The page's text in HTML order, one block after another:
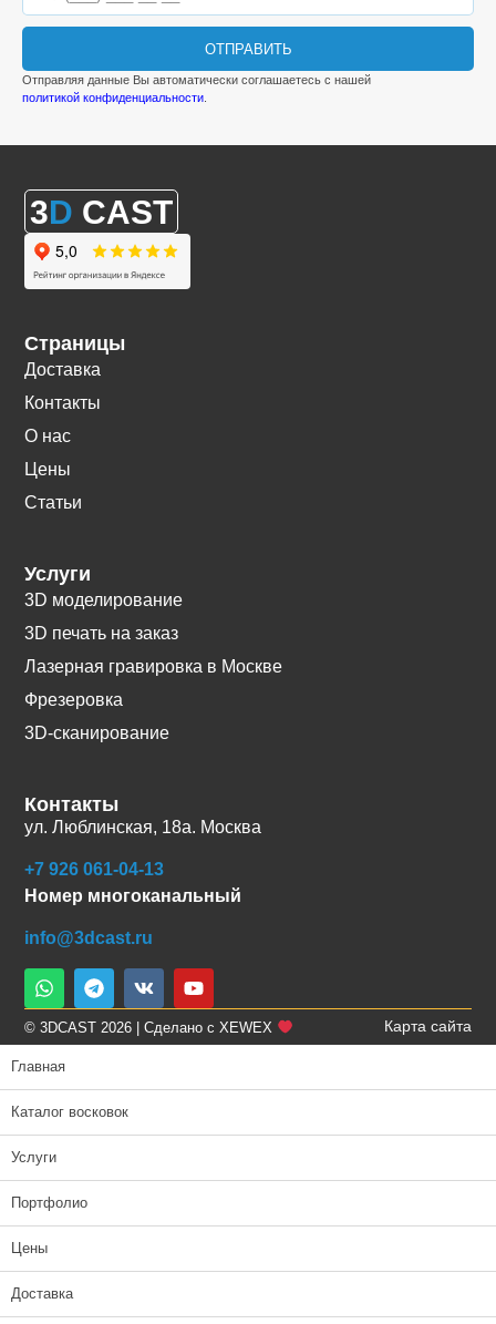
ОТПРАВИТЬ
Отправляя данные Вы автоматически соглашаетесь с нашей
политикой конфиденциальности
3D CAST
Страницы
Доставка
Контакты
О нас
Цены
Статьи
Услуги
3D моделирование
3D печать на заказ
Лазерная гравировка в Москве
Фрезеровка
3D-сканирование
Контакты
ул. Люблинская, 18а. Москва
+7 926 061-04-13
Номер многоканальный
info@3dcast.ru
© 3DCAST 2026 | Сделано с XEWEX Карта сайта
Главная
Каталог восковок
Услуги
Портфолио
Цены
Доставка